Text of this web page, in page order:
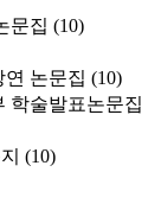
문집 (10)
논문집 (10)
학술발표논문집
(10)